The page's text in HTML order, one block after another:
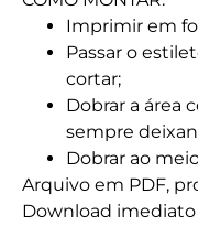
Imprimir em
Passar o
cortar;
Dobrar a área
sempre
Dobrar ao
Arquivo em PDF,
Download